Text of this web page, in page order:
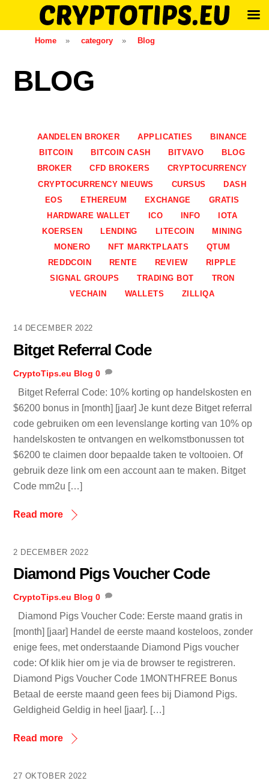
Home » category » Blog
BLOG
AANDELEN BROKER APPLICATIES
BINANCE
BITCOIN
BITCOIN CASH BITVAVO
BLOG
BROKER
CFD BROKERS
CRYPTOCURRENCY
CRYPTOCURRENCY NIEUWS
CURSUS
DASH
EOS
ETHEREUM EXCHANGE
GRATIS
HARDWARE WALLET
ICO INFO
IOTA
KOERSEN
LENDING LITECOIN
MINING
MONERO
NFT MARKTPLAATS
QTUM
REDDCOIN
RENTE REVIEW
RIPPLE
SIGNAL GROUPS
TRADING BOT
TRON
VECHAIN
WALLETS ZILLIQA
14 DECEMBER 2022
Bitget Referral Code
CryptoTips.eu Blog 0
Bitget Referral Code: 10% korting op handelskosten en
$6200 bonus in [month] [jaar] Je kunt deze Bitget referral
code gebruiken om een levenslange korting van 10% op
handelskosten te ontvangen en welkomstbonussen tot
$6200 te claimen door bepaalde taken te voltooien. Of
gebruik deze link om een account aan te maken. Bitget
Code mm2u […]
Read more
2 DECEMBER 2022
Diamond Pigs Voucher Code
CryptoTips.eu Blog 0
Diamond Pigs Voucher Code: Eerste maand gratis in
[month] [jaar] Handel de eerste maand kosteloos, zonder
enige fees, met onderstaande Diamond Pigs voucher
code: Of klik hier om je via de browser te registreren.
Diamond Pigs Voucher Code 1MONTHFREE Bonus
Betaal de eerste maand geen fees bij Diamond Pigs.
Geldigheid Geldig in heel [jaar]. […]
Read more
27 OKTOBER 2022